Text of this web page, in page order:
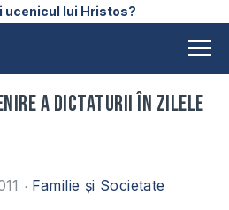
ucenicul lui Hristos?
a dictaturii în zilele
Familie și Societate